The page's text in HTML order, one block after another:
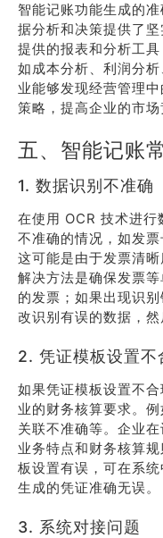
智能记账功能生成的
据分析和决策提供了
提供的报表和分析工
如成本分析、利润分
业能够发现经营管理
策略，提高企业的市场
五、智能记账
1. 数据识别不准确
在使用 OCR 技术进行
不准确的情况，如发票
这可能是由于发票清晰
解决方法是确保发票
的发票；如果出现识
改识别有误的数据，然
2. 凭证模板设置不
如果凭证模板设置不
业的财务核算要求。
关联不准确等。企业
业务特点和财务核算
板设置有误，可在系
生成的凭证准确无误。
3. 系统对接问题